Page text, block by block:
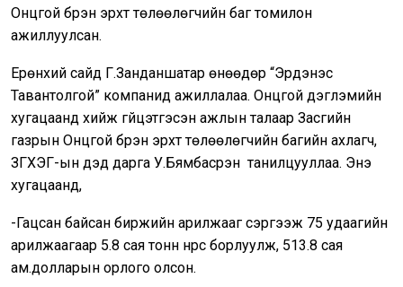
Онцгой бүрэн эрхт төлөөлөгчийн баг томилон
ажиллуулсан.
Ерөнхий сайд Г.Занданшатар өнөөдөр “Эрдэнэс
Тавантолгой” компанид ажиллалаа. Онцгой дэглэмийн
хугацаанд хийж гүйцэтгэсэн ажлын талаар Засгийн
газрын Онцгой бүрэн эрхт төлөөлөгчийн багийн ахлагч,
ЗГХЭГ-ын дэд дарга У.Бямбасүрэн танилцууллаа. Энэ
хугацаанд,
-Гацсан байсан биржийн арилжааг сэргээж 75 удаагийн
арилжаагаар 5.8 сая тонн нүүрс борлуулж, 513.8 сая
ам.долларын орлого олсон.